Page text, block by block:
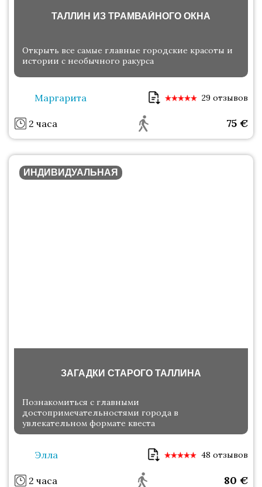
ТАЛЛИН ИЗ ТРАМВАЙНОГО ОКНА
Открыть все самые главные городские красоты и
истории с необычного ракурса
Маргарита 29 отзывов
2 часа 75 €
ИНДИВИДУАЛЬНАЯ
ЗАГАДКИ СТАРОГО ТАЛЛИНА
Познакомиться с главными
достопримечательностями города в
увлекательном формате квеста
Элла 48 отзывов
2 часа 80 €